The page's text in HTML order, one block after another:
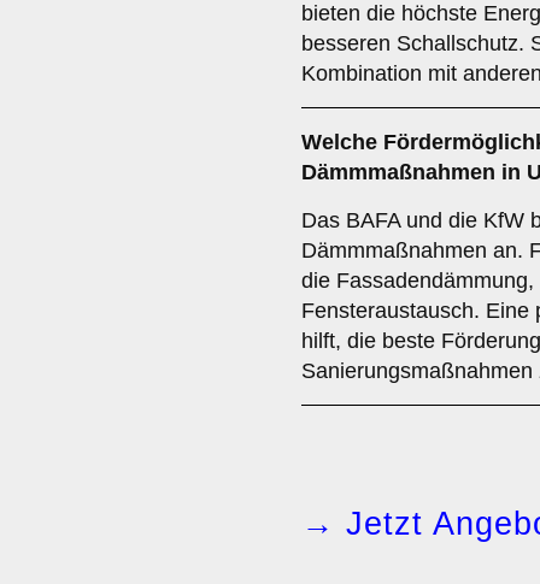
bieten die höchste
besseren Schallschutz.
Kombination mit
Welche
Dämmmaßnahmen in
Das BAFA und die KfW
Dämmmaßnahmen an.
die
Fensteraustausch. Eine
hilft, die beste
Sanierungsmaßnahmen
→ Jetzt